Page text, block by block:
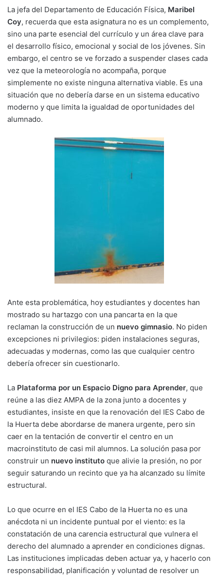
La jefa del Departamento de Educación Física, Maribel
Coy, recuerda que esta asignatura no es un complemento,
sino una parte esencial del currículo y un área clave para
el desarrollo físico, emocional y social de los jóvenes. Sin
embargo, el centro se ve forzado a suspender clases cada
vez que la meteorología no acompaña, porque
simplemente no existe ninguna alternativa viable. Es una
situación que no debería darse en un sistema educativo
moderno y que limita la igualdad de oportunidades del
alumnado.
Ante esta problemática, hoy estudiantes y docentes han
mostrado su hartazgo con una pancarta en la que
reclaman la construcción de un nuevo gimnasio. No piden
excepciones ni privilegios: piden instalaciones seguras,
adecuadas y modernas, como las que cualquier centro
debería ofrecer sin cuestionarlo.
La Plataforma por un Espacio Digno para Aprender, que
reúne a las diez AMPA de la zona junto a docentes y
estudiantes, insiste en que la renovación del IES Cabo de
la Huerta debe abordarse de manera urgente, pero sin
caer en la tentación de convertir el centro en un
macroinstituto de casi mil alumnos. La solución pasa por
construir un nuevo instituto que alivie la presión, no por
seguir saturando un recinto que ya ha alcanzado su límite
estructural.
Lo que ocurre en el IES Cabo de la Huerta no es una
anécdota ni un incidente puntual por el viento: es la
constatación de una carencia estructural que vulnera el
derecho del alumnado a aprender en condiciones dignas.
Las instituciones implicadas deben actuar ya, y hacerlo con
responsabilidad, planificación y voluntad de resolver un